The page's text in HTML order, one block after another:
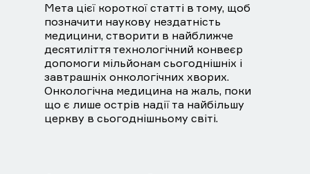
Мета цієї короткої статті в тому, щоб
позначити наукову нездатність
медицини, створити в найближче
десятиліття технологічний конвеєр
допомоги мільйонам сьогоднішніх і
завтрашніх онкологічних хворих.
Онкологічна медицина на жаль, поки
що є лише острів надії та найбільшу
церкву в сьогоднішньому світі.